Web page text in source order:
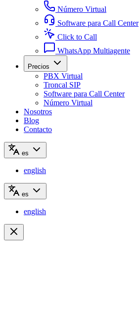
Número Virtual
Software para Call Center
Click to Call
WhatsApp Multiagente
Precios
PBX Virtual
Troncal SIP
Software para Call Center
Número Virtual
Nosotros
Blog
Contacto
es
english
es
english